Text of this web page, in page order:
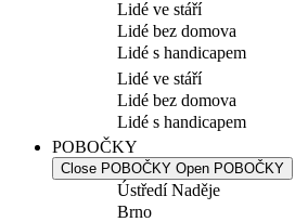
Lidé ve stáří
Lidé bez domova
Lidé s handicapem
Lidé ve stáří
Lidé bez domova
Lidé s handicapem
POBOČKY
Close POBOČKY Open POBOČKY
Ústředí Naděje
Brno